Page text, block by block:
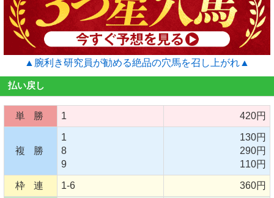
▲腕利き研究員が勧める絶品の穴馬を召し上がれ▲
払い戻し
単 勝 1 420円
複 勝
1
8
9
130円
290円
110円
枠 連 1-6 360円